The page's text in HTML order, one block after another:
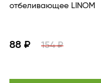
отбеливающее LINOM
88 ₽ 154 ₽